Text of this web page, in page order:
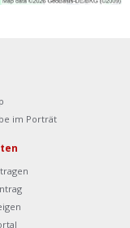
im Porträt